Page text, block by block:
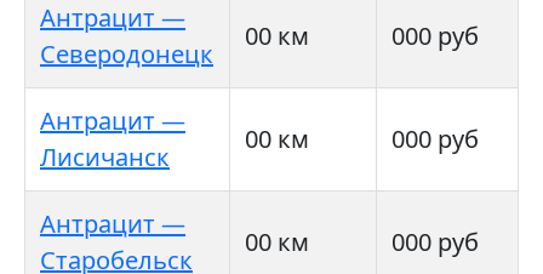
Антрацит —
Северодонецк
00 км 000 руб
Антрацит —
Лисичанск
00 км 000 руб
Антрацит —
Старобельск
00 км 000 руб